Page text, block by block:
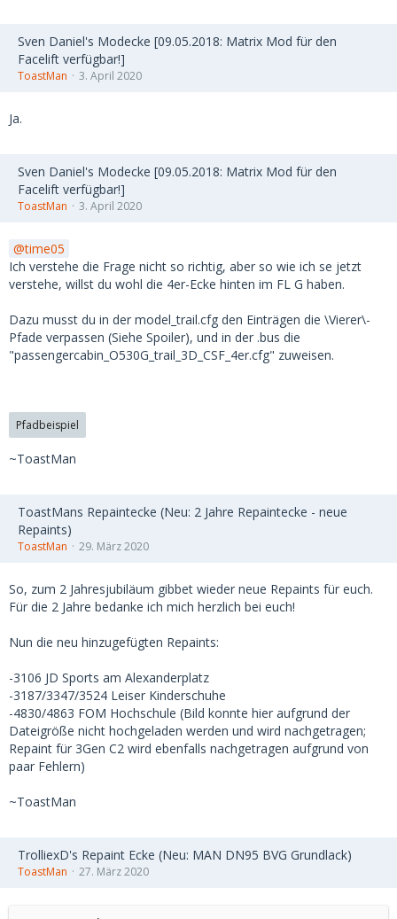
Sven Daniel's Modecke [09.05.2018: Matrix Mod für den
Facelift verfügbar!]
ToastMan 3. April 2020
Ja.
Sven Daniel's Modecke [09.05.2018: Matrix Mod für den
Facelift verfügbar!]
ToastMan 3. April 2020
time05
Ich verstehe die Frage nicht so richtig, aber so wie ich se jetzt
verstehe, willst du wohl die 4er-Ecke hinten im FL G haben.
Dazu musst du in der model_trail.cfg den Einträgen die \Vierer\-
Pfade verpassen (Siehe Spoiler), und in der .bus die
"passengercabin_O530G_trail_3D_CSF_4er.cfg" zuweisen.
Pfadbeispiel
~ToastMan
ToastMans Repaintecke (Neu: 2 Jahre Repaintecke - neue
Repaints)
ToastMan 29. März 2020
So, zum 2 Jahresjubiläum gibbet wieder neue Repaints für euch.
Für die 2 Jahre bedanke ich mich herzlich bei euch!
Nun die neu hinzugefügten Repaints:
-3106 JD Sports am Alexanderplatz
-3187/3347/3524 Leiser Kinderschuhe
-4830/4863 FOM Hochschule (Bild konnte hier aufgrund der
Dateigröße nicht hochgeladen werden und wird nachgetragen;
Repaint für 3Gen C2 wird ebenfalls nachgetragen aufgrund von
paar Fehlern)
~ToastMan
TrolliexD's Repaint Ecke (Neu: MAN DN95 BVG Grundlack)
ToastMan 27. März 2020